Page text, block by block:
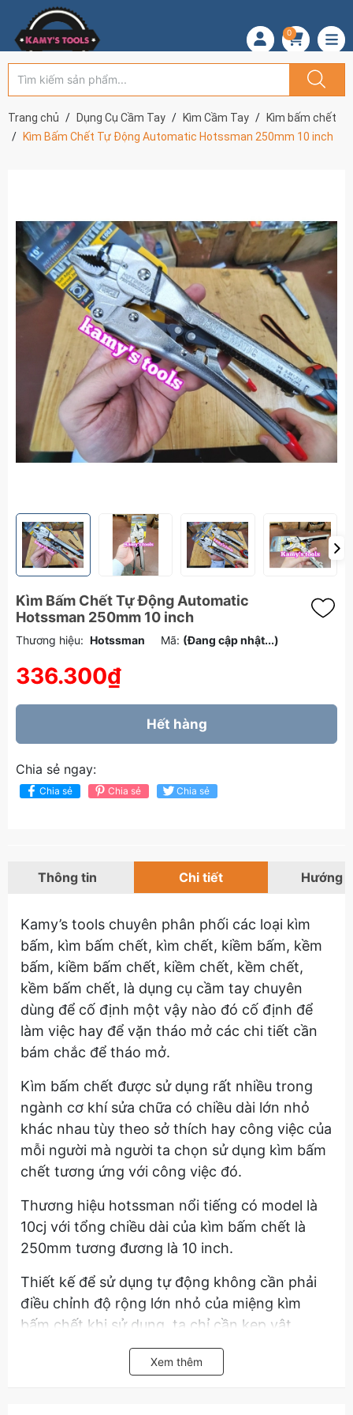
0
Trang chủ Dụng Cụ Cầm Tay Kìm Cầm Tay
Kìm bấm chết
Kìm Bấm Chết Tự Động Automatic Hotssman 250mm 10 inch
Kìm Bấm Chết Tự Động Automatic
Hotssman 250mm 10 inch
Thương hiệu: Hotssman Mã: (Đang cập nhật...)
336.300₫
Hết hàng
Chia sẻ ngay:
Chia sẻ Chia sẻ Chia sẻ
Thông tin Chi tiết Hướng
Kamy’s tools chuyên phân phối các loại kìm
bấm, kìm bấm chết, kìm chết, kiềm bấm, kềm
bấm, kiềm bấm chết, kiềm chết, kềm chết,
kềm bấm chết, là dụng cụ cầm tay chuyên
dùng để cố định một vậy nào đó cố định để
làm việc hay để vặn tháo mở các chi tiết cần
bám chắc để tháo mở.
Kìm bấm chết được sử dụng rất nhiều trong
ngành cơ khí sửa chữa có chiều dài lớn nhỏ
khác nhau tùy theo sở thích hay công việc của
mỗi người mà người ta chọn sử dụng kìm bấm
chết tương ứng với công việc đó.
Thương hiệu hotssman nổi tiếng có model là
10cj với tổng chiều dài của kìm bấm chết là
250mm tương đương là 10 inch.
Thiết kế để sử dụng tự động không cần phải
điều chỉnh độ rộng lớn nhỏ của miệng kìm
bấm chết khi sử dụng, ta chỉ cần kẹp vật
muốn cố định, phần còn lại kìm bấm chết tự
động automatic hotssman 250mm sẽ tự động
Xem thêm